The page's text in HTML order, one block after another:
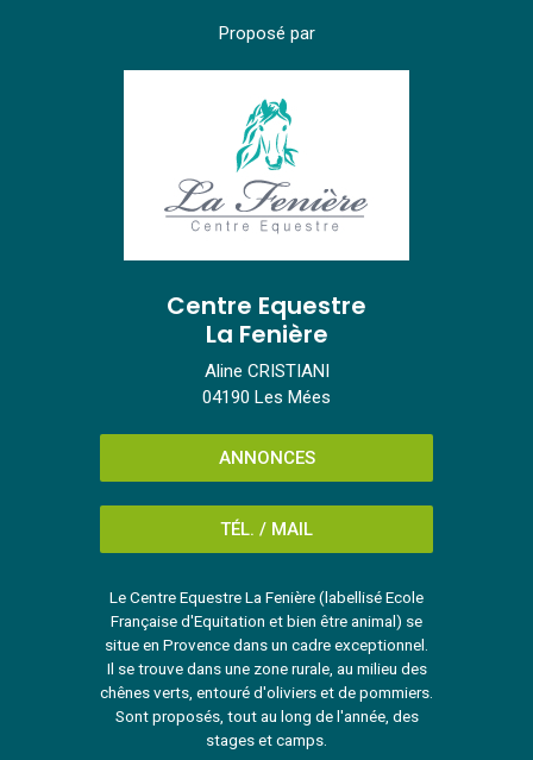
Proposé par
Centre Equestre
La Fenière
Aline CRISTIANI
04190 Les Mées
ANNONCES
TÉL. / MAIL
Le Centre Equestre La Fenière (labellisé Ecole
Française d'Equitation et bien être animal) se
situe en Provence dans un cadre exceptionnel.
Il se trouve dans une zone rurale, au milieu des
chênes verts, entouré d'oliviers et de pommiers.
Sont proposés, tout au long de l'année, des
stages et camps.